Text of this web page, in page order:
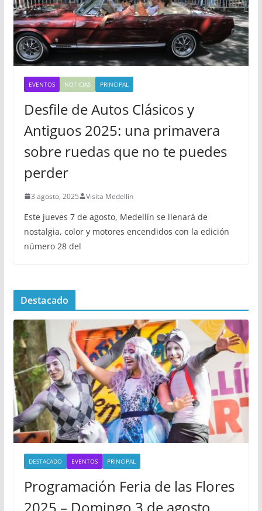
EVENTOS NOTICIAS PRINCIPAL
Desfile de Autos Clásicos y
Antiguos 2025: una primavera
sobre ruedas que no te puedes
perder
3 agosto, 2025 Visita Medellin
Este jueves 7 de agosto, Medellín se llenará de
nostalgia, color y motores encendidos con la edición
número 28 del
Destacado
DESTACADO EVENTOS PRINCIPAL
Programación Feria de las Flores